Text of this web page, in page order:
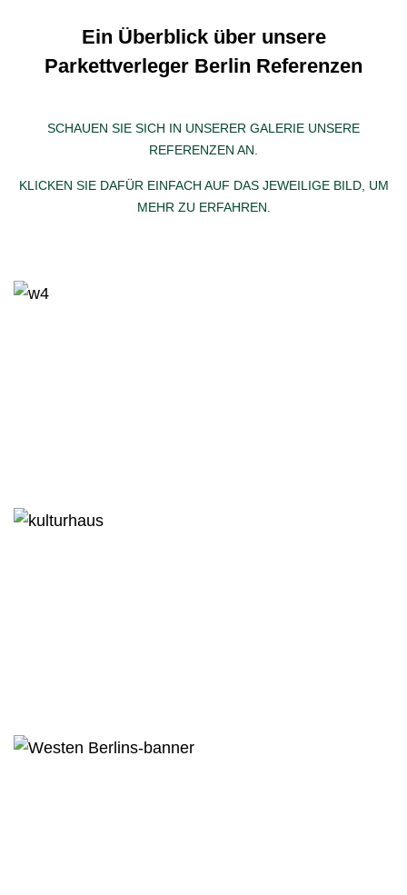
Ein Überblick über unsere
Parkettverleger Berlin Referenzen
SCHAUEN SIE SICH IN UNSERER GALERIE UNSERE
REFERENZEN AN.
KLICKEN SIE DAFÜR EINFACH AUF DAS JEWEILIGE BILD, UM
MEHR ZU ERFAHREN.